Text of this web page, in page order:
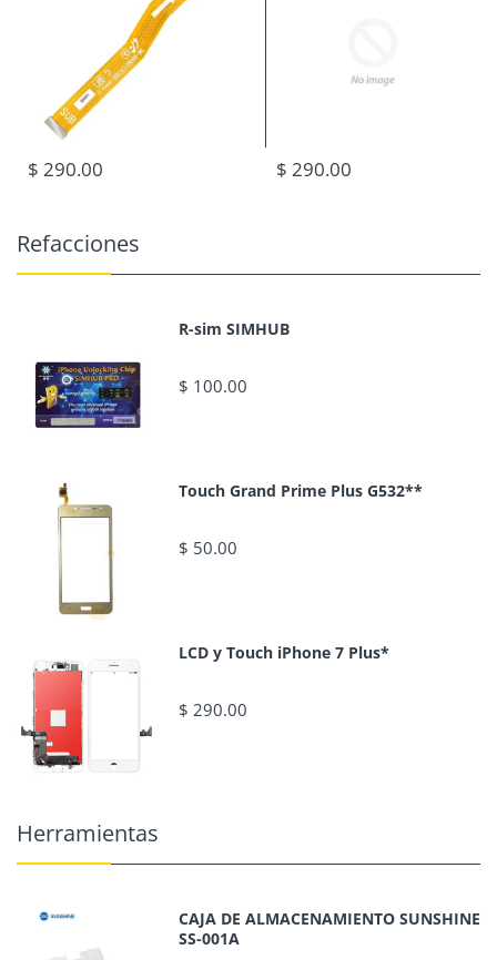
$ 290.00 $ 290.00
Refacciones
R-sim SIMHUB
$ 100.00
Touch Grand Prime Plus G532**
$ 50.00
LCD y Touch iPhone 7 Plus*
$ 290.00
Herramientas
CAJA DE ALMACENAMIENTO SUNSHINE
SS-001A